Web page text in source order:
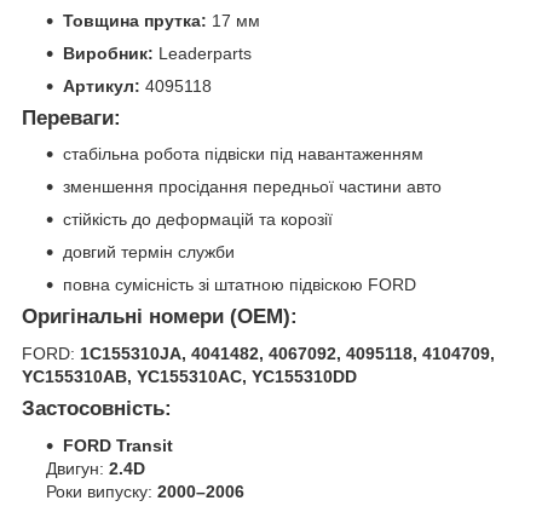
Товщина прутка: 17 мм
Виробник: Leaderparts
Артикул: 4095118
Переваги:
стабільна робота підвіски під навантаженням
зменшення просідання передньої частини авто
стійкість до деформацій та корозії
довгий термін служби
повна сумісність зі штатною підвіскою FORD
Оригінальні номери (OEM):
FORD: 1C155310JA, 4041482, 4067092, 4095118, 4104709,
YC155310AB, YC155310AC, YC155310DD
Застосовність:
FORD Transit
Двигун: 2.4D
Роки випуску: 2000–2006